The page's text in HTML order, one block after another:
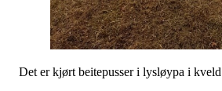
Det er kjørt beitepusser i lysløypa i